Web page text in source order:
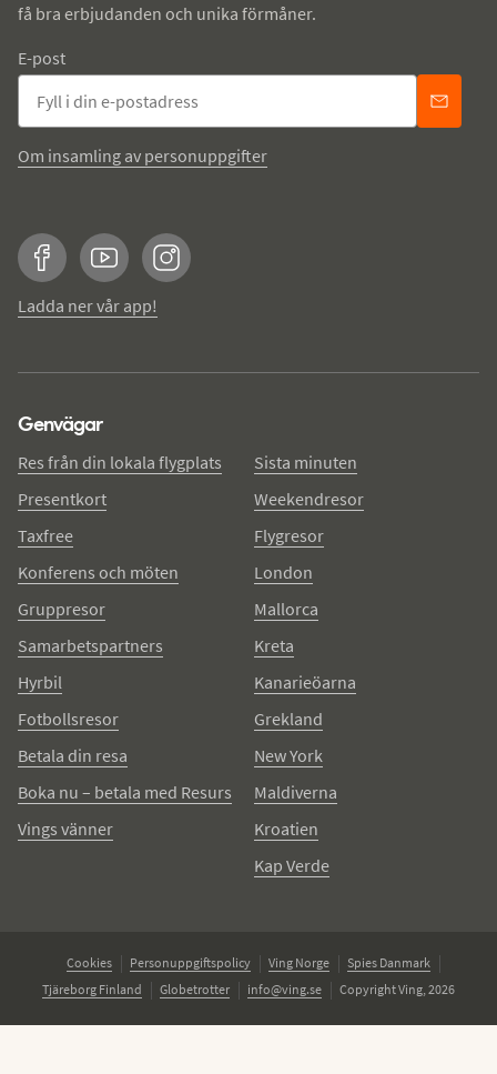
få bra erbjudanden och unika förmåner.
E-post
Om insamling av personuppgifter
FacebookYouTubeInstagram
Ladda ner vår app!
Genvägar
Res från din lokala flygplats
Presentkort
Taxfree
Konferens och möten
Gruppresor
Samarbetspartners
Hyrbil
Fotbollsresor
Betala din resa
Boka nu – betala med Resurs
Vings vänner
Sista minuten
Weekendresor
Flygresor
London
Mallorca
Kreta
Kanarieöarna
Grekland
New York
Maldiverna
Kroatien
Kap Verde
Cookies Personuppgiftspolicy Ving Norge
Spies Danmark
Tjäreborg Finland
Globetrotter info@ving.se Copyright Ving, 2026